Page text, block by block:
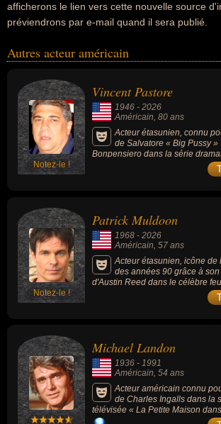
afficherons le lien vers cette nouvelle source
préviendrons par e-mail quand il sera publié.
Autres acteur américain
Notez-le !
Vincent Pastore
1946 - 2026
Américain, 80 ans
Acteur étasunien, connu
de Salvatore « Big Pussy »
Bonpensiero dans la série
Soprano" (1999-2007), qui lui a
reconnaissance internationale
Notez-le !
Patrick Muldoon
1968 - 2026
Américain , 57 ans
Acteur étasunien, icône de
des années 90 grâce à
d'Austin Reed dans le célèbre
jours et des vies" (1965-2022),
Richard Hart, le compagnon de
Troopers" (1997).
Michael Landon
1936 - 1991
Américain, 54 ans
Acteur américain connu
de Charles Ingalls dans la
télévisée « La Petite Maison
(1974-1983, 10 saisons, 205